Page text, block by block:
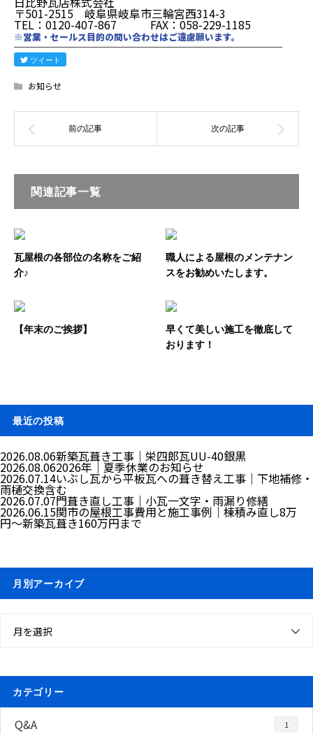
〒501-2515 岐阜県岐阜市三輪宮西314-3
TEL：0120-407-867 FAX：058-229-1185
※営業・セールス目的の問い合わせはご遠慮願います。
────────────────────────
ツイート
お知らせ
関連記事一覧
瓦屋根の各部位の名称をご紹
介♪
職人による屋根のメンテナン
スをお勧めいたします。
【年末のご挨拶】
早くて美しい施工を徹底して
おります！
最近の投稿
2026.08.06新築瓦葺き工事｜栄四郎瓦UU-40銀黒
2026.08.062026年｜夏季休業のお知らせ
2026.07.14いぶし瓦から平板瓦への葺き替え工事｜下地補修・
雨樋交換含む
2026.07.07門葺き直し工事｜小瓦一文字・雨漏り修繕
2026.06.15関市の屋根工事費用と施工事例｜棟積み直し8万
円〜新築瓦葺き160万円まで
月別アーカイブ
月を選択
カテゴリー
Q&A 1